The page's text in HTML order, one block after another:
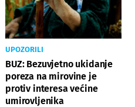
UPOZORILI
BUZ: Bezuvjetno ukidanje
poreza na mirovine je
protiv interesa većine
umirovljenika